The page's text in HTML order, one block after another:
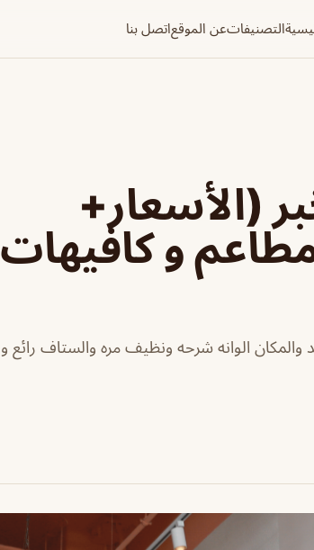
التصنيفاتعن الموقعاتصل بنا
(الأسعار+
و كافيهات
والمكان الوانه شرحه ونظيف مره والستاف رائع و